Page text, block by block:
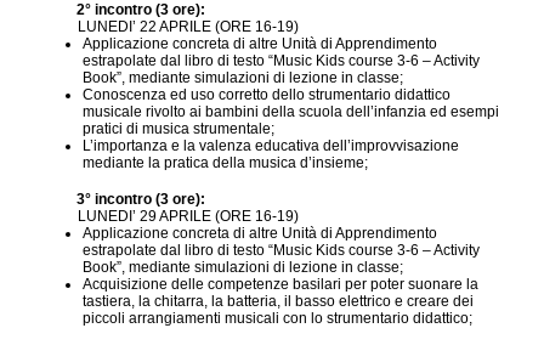
2° incontro (3 ore):
LUNEDI’ 22 APRILE (ORE 16-19)
Applicazione concreta di altre Unità di Apprendimento
estrapolate dal libro di testo “Music Kids course 3-6 – Activity
Book”, mediante simulazioni di lezione in classe;
Conoscenza ed uso corretto dello strumentario didattico
musicale rivolto ai bambini della scuola dell’infanzia ed esempi
pratici di musica strumentale;
L’importanza e la valenza educativa dell’improvvisazione
mediante la pratica della musica d’insieme;
3° incontro (3 ore):
LUNEDI’ 29 APRILE (ORE 16-19)
Applicazione concreta di altre Unità di Apprendimento
estrapolate dal libro di testo “Music Kids course 3-6 – Activity
Book”, mediante simulazioni di lezione in classe;
Acquisizione delle competenze basilari per poter suonare la
tastiera, la chitarra, la batteria, il basso elettrico e creare dei
piccoli arrangiamenti musicali con lo strumentario didattico;